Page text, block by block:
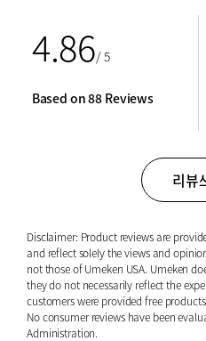
4.86/ 5
Based on 88 Reviews
리뷰
Disclaimer: Product reviews are
and reflect solely the views and
not those of Umeken USA. Umeken
they do not necessarily reflect the
customers were provided free
No consumer reviews have been
Administration.